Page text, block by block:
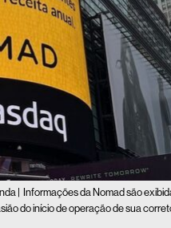
|
Informações da Nomad são
do início de operação de sua